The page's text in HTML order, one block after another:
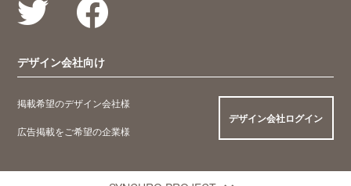
デザイン会社向け
掲載希望のデザイン会社様
広告掲載をご希望の企業様
デザイン会社ログイン